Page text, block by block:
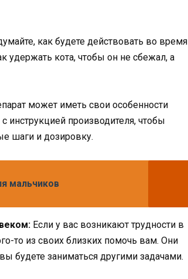
как будете действовать во время
удержать кота, чтобы он не сбежал, а
может иметь свои особенности
инструкцией производителя, чтобы
шаги и дозировку.
мальчиков
Если у вас возникают трудности в
то из своих близких помочь вам. Они
будете заниматься другими задачами.